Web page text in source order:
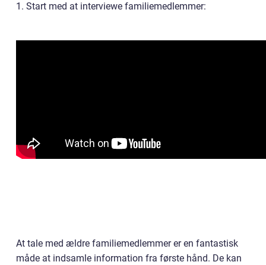
1. Start med at interviewe familiemedlemmer:
At tale med ældre familiemedlemmer er en fantastisk
måde at indsamle information fra første hånd. De kan